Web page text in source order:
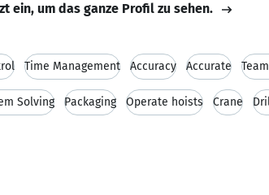
ein, um das ganze Profil zu sehen.
Time Management Accuracy Accurate
Solving Packaging Operate hoists Crane